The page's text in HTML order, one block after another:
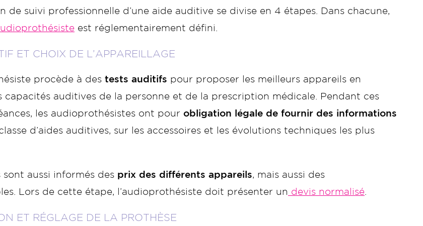
de suivi professionnelle d’une aide auditive se divise en 4 étapes. Dans chacune,
est réglementairement défini.
ET CHOIX DE L’APPAREILLAGE
procède à des tests auditifs pour proposer les meilleurs appareils en
capacités auditives de la personne et de la prescription médicale. Pendant ces
les audioprothésistes ont pour obligation légale de fournir des informations
d’aides auditives, sur les accessoires et les évolutions techniques les plus
sont aussi informés des prix des différents appareils, mais aussi des
Lors de cette étape, l’audioprothésiste doit présenter un devis normalisé
ET RÉGLAGE DE LA PROTHÈSE